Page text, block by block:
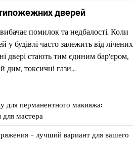
дверей
помилок та недбалості. Коли
у будівлі часто залежить від лічених
двері стають тим єдиним бар’єром,
дим, токсичні гази…
для перманентного макияжа:
мастера
– лучший вариант для вашего